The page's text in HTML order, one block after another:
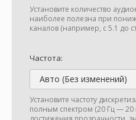
Установите количество
наиболее полезна при
каналов (например, с 5.1 до
Частота:
Авто (Без изменений)
Установите частоту
полным спектром (20 Гц — 20